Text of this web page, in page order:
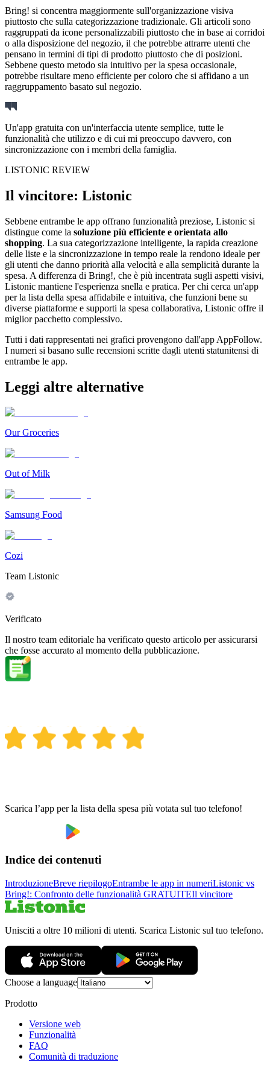
Bring! si concentra maggiormente sull'organizzazione visiva
piuttosto che sulla categorizzazione tradizionale. Gli articoli sono
raggruppati da icone personalizzabili piuttosto che in base ai corridoi
o alla disposizione del negozio, il che potrebbe attrarre utenti che
pensano in termini di tipi di prodotto piuttosto che di posizioni.
Sebbene questo metodo sia intuitivo per la spesa occasionale,
potrebbe risultare meno efficiente per coloro che si affidano a un
raggruppamento basato sul negozio.
Un'app gratuita con un'interfaccia utente semplice, tutte le
funzionalità che utilizzo e di cui mi preoccupo davvero, con
sincronizzazione con i membri della famiglia.
LISTONIC REVIEW
Il vincitore: Listonic
Sebbene entrambe le app offrano funzionalità preziose, Listonic si
distingue come la soluzione più efficiente e orientata allo
shopping. La sua categorizzazione intelligente, la rapida creazione
delle liste e la sincronizzazione in tempo reale la rendono ideale per
gli utenti che danno priorità alla velocità e alla semplicità durante la
spesa. A differenza di Bring!, che è più incentrata sugli aspetti visivi,
Listonic mantiene l'esperienza snella e pratica. Per chi cerca un'app
per la lista della spesa affidabile e intuitiva, che funzioni bene su
diverse piattaforme e supporti la spesa collaborativa, Listonic offre il
miglior pacchetto complessivo.
Tutti i dati rappresentati nei grafici provengono dall'app AppFollow.
I numeri si basano sulle recensioni scritte dagli utenti statunitensi di
entrambe le app.
Leggi altre alternative
Our Groceries
Out of Milk
Samsung Food
Cozi
Team Listonic
Verificato
Il nostro team editoriale ha verificato questo articolo per assicurarsi
che fosse accurato al momento della pubblicazione.
Scarica l’app per la lista della spesa più votata sul tuo telefono!
Indice dei contenuti
IntroduzioneBreve riepilogoEntrambe le app in numeriListonic vs
Bring!: Confronto delle funzionalità GRATUITEIl vincitore
Unisciti a oltre 10 milioni di utenti. Scarica Listonic sul tuo telefono.
Choose a language
Prodotto
Versione web
Funzionalità
FAQ
Comunità di traduzione